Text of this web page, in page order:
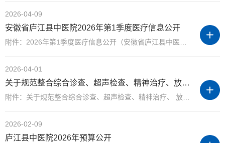
2026-04-09
安徽省庐江县中医院2026年第1季度医疗信息公开
附件：2026年第1季度医疗信息公开（安徽省庐江县中医院）
2026-04-01
关于规范整合综合诊查、超声检查、精神治疗、放射治疗及康复类医疗服务价格项目的通知
附件：关于规范整合综合诊查、超声检查、精神治疗、 放射治疗及康复类医疗服务价格 项目的通知
2026-02-09
庐江县中医院2026年预算公开